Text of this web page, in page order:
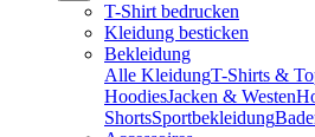
T-Shirt bedrucken
Kleidung besticken
Bekleidung
Alle KleidungT-Shirts &
HoodiesJacken & Westen
ShortsSportbekleidung